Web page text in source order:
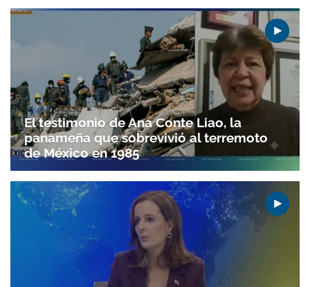
Gracias por suscribirte a nuestro boletín.
El testimonio de Ana Conte Liao, la
panameña que sobrevivió al terremoto
de México en 1985